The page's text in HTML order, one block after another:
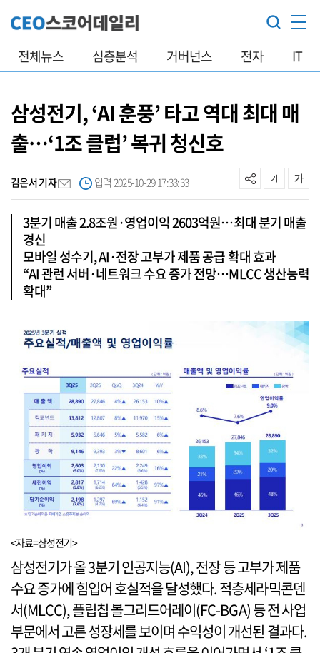
전체뉴스 심층분석 거버넌스 전자 IT
삼성전기, ‘AI 훈풍’ 타고 역대 최대 매
출…‘1조 클럽’ 복귀 청신호
김은서 기자 입력 2025-10-29 17:33:33
3분기 매출 2.8조원·영업이익 2603억원…최대 분기 매출
경신
모바일 성수기, AI·전장 고부가 제품 공급 확대 효과
“AI 관런 서버·네트워크 수요 증가 전망…MLCC 생산능력
확대”
<자료=삼성전기>
삼성전기가 올 3분기 인공지능(AI), 전장 등 고부가 제품
수요 증가에 힘입어 호실적을 달성했다. 적층세라믹콘덴
서(MLCC), 플립칩 볼그리드어레이(FC-BGA) 등 전 사업
부문에서 고른 성장세를 보이며 수익성이 개선된 결과다.